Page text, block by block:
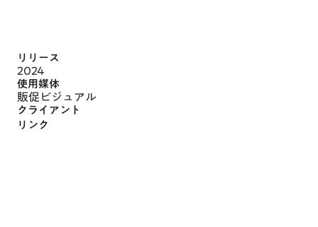
リリース
2024
使用媒体
販促ビジュアル
クライアント
リンク